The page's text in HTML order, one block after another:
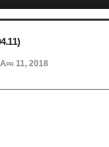
Apr 11, 2018